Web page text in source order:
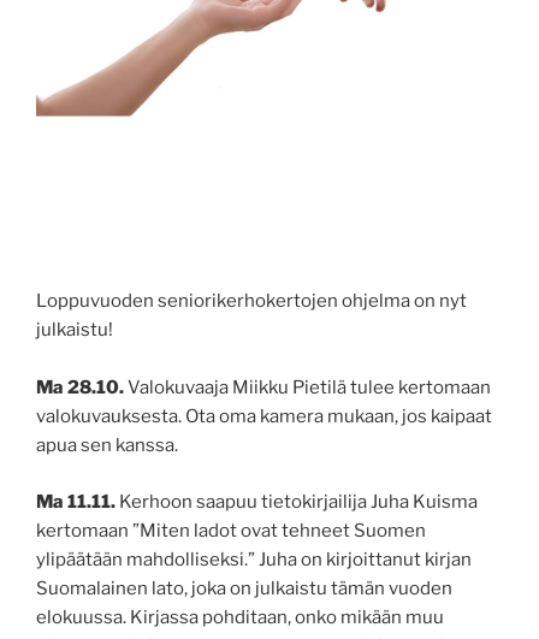
Loppuvuoden seniorikerhokertojen ohjelma on nyt
julkaistu!
Ma 28.10.Valokuvaaja Miikku Pietilä tulee kertomaan
valokuvauksesta. Ota oma kamera mukaan, jos kaipaat
apua sen kanssa.
Ma 11.11. Kerhoon saapuu tietokirjailija Juha Kuisma
kertomaan ”Miten ladot ovat tehneet Suomen
ylipäätään mahdolliseksi.” Juha on kirjoittanut kirjan
Suomalainen lato, joka on julkaistu tämän vuoden
elokuussa. Kirjassa pohditaan, onko mikään muu